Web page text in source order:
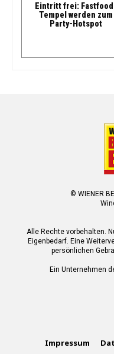
Eintritt frei:
Tempel werden zum
Party-Hotspot
© WIENER
Alle Rechte vorbehalten.
Eigenbedarf. Eine
persönlichen
Ein Unternehmen
Impressum